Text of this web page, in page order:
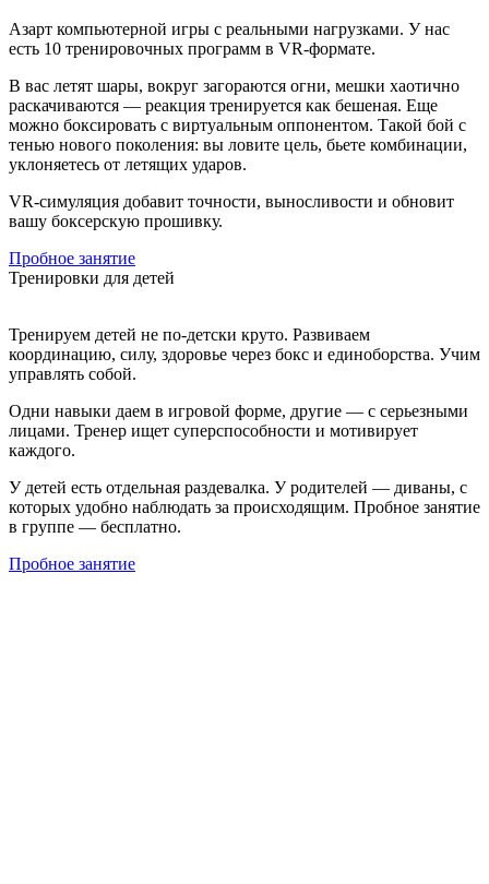
Азарт компьютерной игры с реальными нагрузками. У нас
есть 10 тренировочных программ в VR-формате.
В вас летят шары, вокруг загораются огни, мешки хаотично
раскачиваются — реакция тренируется как бешеная. Еще
можно боксировать с виртуальным оппонентом. Такой бой с
тенью нового поколения: вы ловите цель, бьете комбинации,
уклоняетесь от летящих ударов.
VR-симуляция добавит точности, выносливости и обновит
вашу боксерскую прошивку.
Пробное занятие
Тренировки для детей
Тренируем детей не по-детски круто. Развиваем
координацию, силу, здоровье через бокс и единоборства. Учим
управлять собой.
Одни навыки даем в игровой форме, другие — с серьезными
лицами. Тренер ищет суперспособности и мотивирует
каждого.
У детей есть отдельная раздевалка. У родителей — диваны, с
которых удобно наблюдать за происходящим. Пробное занятие
в группе — бесплатно.
Пробное занятие